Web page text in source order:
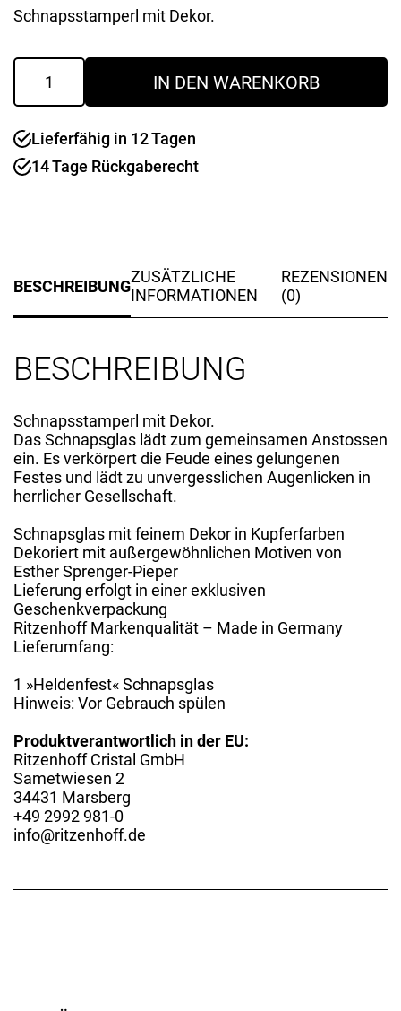
Schnapsstamperl mit Dekor.
Schnapsglas
Heldenfest
Menge
IN DEN WARENKORB
Lieferfähig in 12 Tagen
14 Tage Rückgaberecht
BESCHREIBUNGZUSÄTZLICHE
INFORMATIONEN
REZENSIONEN
(0)
BESCHREIBUNG
Schnapsstamperl mit Dekor.
Das Schnapsglas lädt zum gemeinsamen Anstossen
ein. Es verkörpert die Feude eines gelungenen
Festes und lädt zu unvergesslichen Augenlicken in
herrlicher Gesellschaft.
Schnapsglas mit feinem Dekor in Kupferfarben
Dekoriert mit außergewöhnlichen Motiven von
Esther Sprenger-Pieper
Lieferung erfolgt in einer exklusiven
Geschenkverpackung
Ritzenhoff Markenqualität – Made in Germany
Lieferumfang:
1 »Heldenfest« Schnapsglas
Hinweis: Vor Gebrauch spülen
Produktverantwortlich in der EU:
Ritzenhoff Cristal GmbH
Sametwiesen 2
34431 Marsberg
+49 2992 981-0
info@ritzenhoff.de